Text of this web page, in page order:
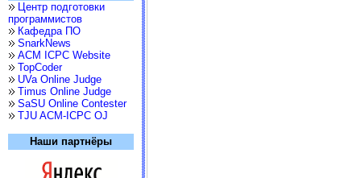
Центр подготовки
программистов
Кафедра ПО
SnarkNews
ACM ICPC Website
TopCoder
UVa Online Judge
Timus Online Judge
SaSU Online Contester
TJU ACM-ICPC OJ
Наши партнёры